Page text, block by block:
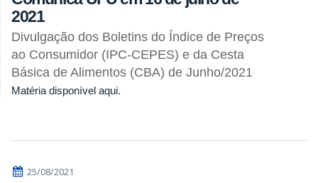
2021
Divulgação dos Boletins do Índice de Preços
ao Consumidor (IPC-CEPES) e da Cesta
Básica de Alimentos (CBA) de Junho/2021
Matéria disponível aqui.
25/08/2021